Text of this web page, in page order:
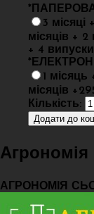
*
3 місяці
місяців +
+ 4
*
1 місяць
місяців
Кількість:
Агрономія
АГРОНОМІЯ